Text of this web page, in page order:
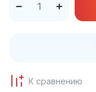
К сравнению